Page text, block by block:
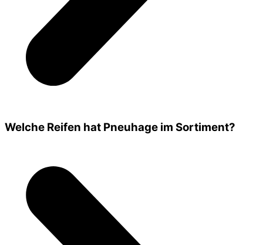
Welche Reifen hat Pneuhage im Sortiment?